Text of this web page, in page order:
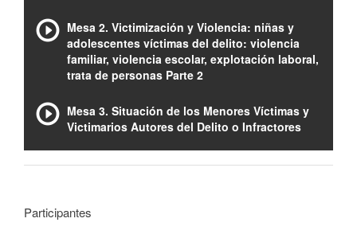
Mesa 2. Victimización y Violencia: niñas y
adolescentes víctimas del delito: violencia
familiar, violencia escolar, explotación laboral,
trata de personas Parte 2
Mesa 3. Situación de los Menores Víctimas y
Victimarios Autores del Delito o Infractores
Participantes